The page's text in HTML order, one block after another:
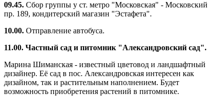
09.45. Сбор группы у ст. метро "Московская" - Московский
пр. 189, кондитерский магазин "Эстафета".
10.00. Отправление автобуса.
11.00. Частный сад и питомник "Александровский сад".
Марина Шиманская - известный цветовод и ландшафтный
дизайнер. Её сад в пос. Александровская интересен как
дизайном, так и растительным наполнением. Будет
возможность приобретения растений в питомнике.